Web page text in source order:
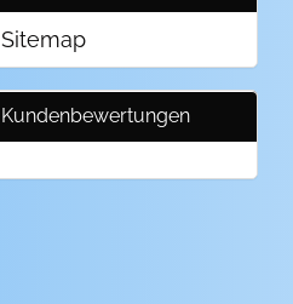
Sitemap
Kundenbewertungen